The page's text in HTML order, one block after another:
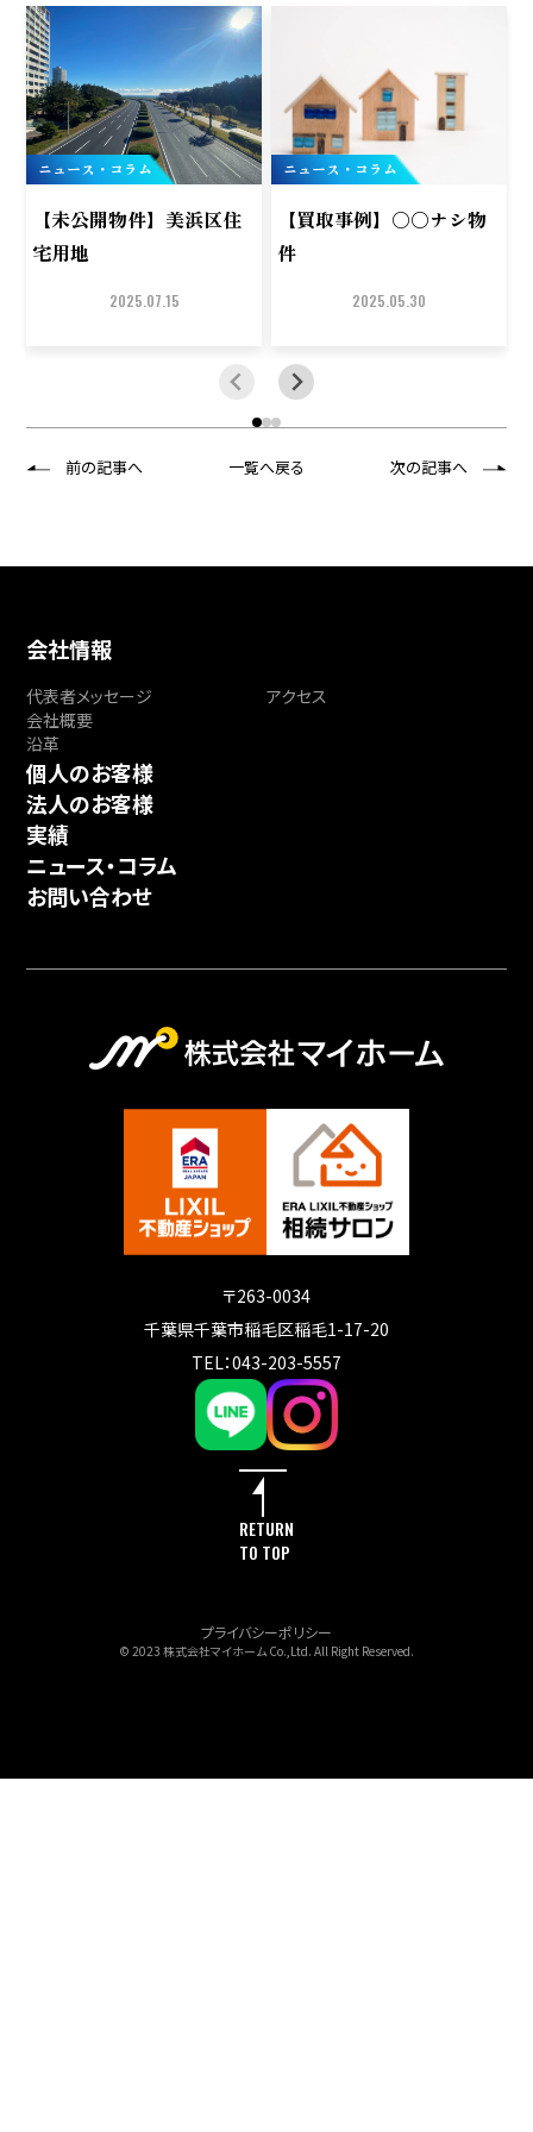
ニュース・コラム
【未公開物件】美浜区住
宅用地
2025.07.15
ニュース・コラム
【買取事例】○○ナシ物
件
2025.05.30
前の記事へ 一覧へ戻る 次の記事へ
会社情報
代表者メッセージ
会社概要
沿革
アクセス
実績
個人のお客様
法人のお客様
ニュース・コラム
お問い合わせ
〒263-0034
千葉県千葉市稲毛区稲毛1-17-20
TEL：043-203-5557
RETURN
TO TOP
プライバシーポリシー
© 2023 株式会社マイホーム Co.,Ltd. All Right Reserved.